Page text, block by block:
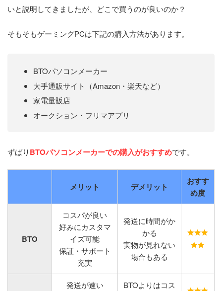
いと説明してきましたが、どこで買うのが良いのか？
そもそもゲーミングPCは下記の購入方法があります。
BTOパソコンメーカー
大手通販サイト（Amazon・楽天など）
家電量販店
オークション・フリマアプリ
ずばりBTOパソコンメーカーでの購入がおすすめです。
メリット デメリット
おすす
め度
BTO
コスパが良い
好みにカスタマ
イズ可能
保証・サポート
充実
発送に時間がか
かる
実物が見れない
場合もある
発送が速い
BTOよりはコス